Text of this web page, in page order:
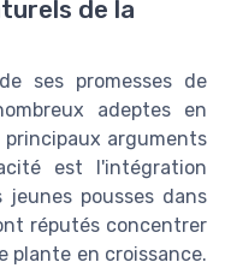
de la
ses promesses de
adeptes en
arguments
est l'intégration
pousses dans
réputés concentrer
en croissance.